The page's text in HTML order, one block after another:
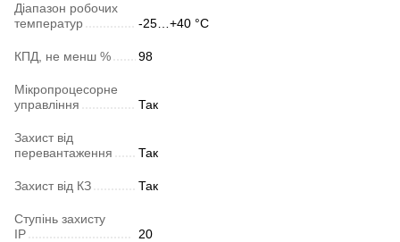
Діапазон робочих
температур
-25…+40 °C
КПД, не менш % 98
Мікропроцесорне
управління
Так
Захист від
перевантаження
Так
Захист від КЗ Так
Ступінь захисту
IP
20